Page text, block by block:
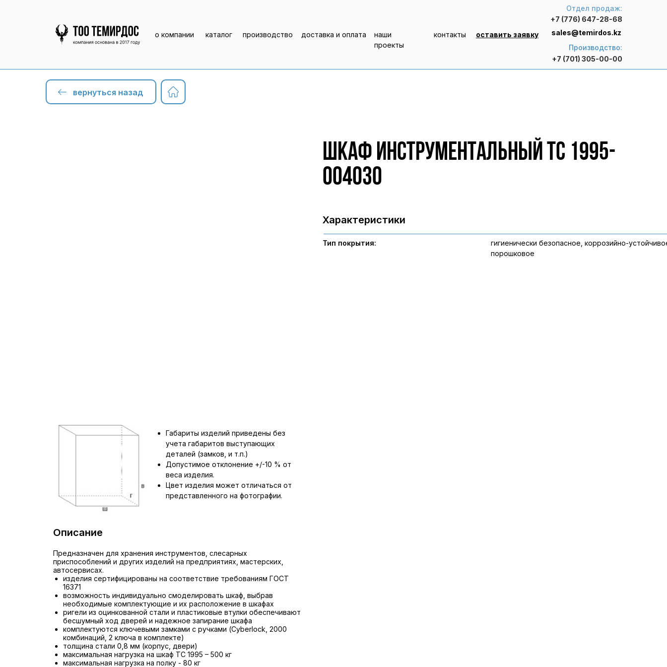
контакты оставить заявку
наши
проекты
производство доставка и оплата
каталог
о компании
Отдел продаж:
+7 (776) 647-28-68
Производство:
+7 (701) 305-00-00
sales@temirdos.kz
вернуться назад
Шкаф инструментальный ТС 1995-
004030
Описание
Предназначен для хранения инструментов, слесарных
приспособлений и других изделий на предприятиях, мастерских,
автосервисах.
изделия сертифицированы на соответствие требованиям ГОСТ
16371
возможность индивидуально смоделировать шкаф, выбрав
необходимые комплектующие и их расположение в шкафах
ригели из оцинкованной стали и пластиковые втулки обеспечивают
бесшумный ход дверей и надежное запирание шкафа
комплектуются ключевыми замками с ручками (Cyberlock, 2000
комбинаций, 2 ключа в комплекте)
толщина стали 0,8 мм (корпус, двери)
максимальная нагрузка на шкаф ТС 1995 – 500 кг
максимальная нагрузка на полку - 80 кг
Габариты изделий приведены без
учета габаритов выступающих
деталей (замков, и т.п.)
Допустимое отклонение +/-10 % от
веса изделия.
Цвет изделия может отличаться от
представленного на фотографии.
Характеристики
гигиенически безопасное, коррозийно-
порошковое
Тип покрытия: